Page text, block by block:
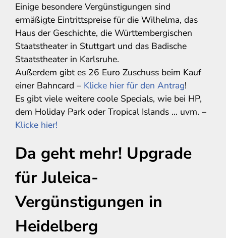
Einige besondere Vergünstigungen sind
ermäßigte Eintrittspreise für die Wilhelma, das
Haus der Geschichte, die Württembergischen
Staatstheater in Stuttgart und das Badische
Staatstheater in Karlsruhe.
Außerdem gibt es 26 Euro Zuschuss beim Kauf
einer Bahncard – Klicke hier für den Antrag!
Es gibt viele weitere coole Specials, wie bei HP,
dem Holiday Park oder Tropical Islands … uvm. –
Klicke hier!
Da geht mehr! Upgrade
für Juleica-
Vergünstigungen in
Heidelberg